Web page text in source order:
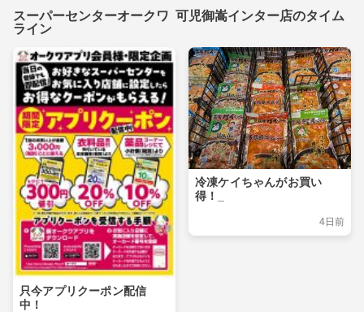
スーパーセンターオークワ 可児御嵩インター店のタイム
ライン
只今アプリクーポン配信
中！
冷凍ケイちゃんがお買い
得！_
4日前